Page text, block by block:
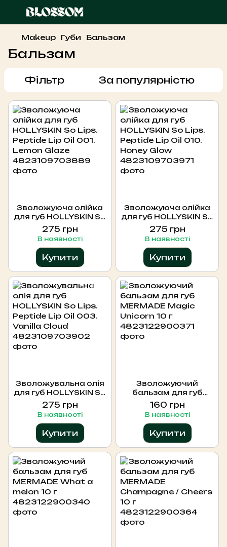
Makeup Губи Бальзам
Бальзам
Фільтр За популярністю
Зволожуюча олійка
для губ HOLLYSKIN So
Lips. Peptide Lip Oil
001. Lemon Glaze
275 грн
В наявності
Купити
Зволожуюча олійка
для губ HOLLYSKIN So
Lips. Peptide Lip Oil
010. Honey Glow
275 грн
В наявності
Купити
Зволожувальна олія
для губ HOLLYSKIN So
Lips. Peptide Lip Oil
003. Vanilla Cloud
275 грн
В наявності
Купити
Зволожуючий
бальзам для губ
MERMADE Magic
Unicorn 10 г
160 грн
В наявності
Купити